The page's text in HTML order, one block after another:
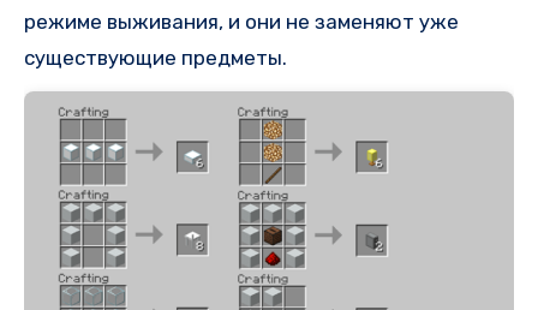
режиме выживания, и они не заменяют уже
существующие предметы.